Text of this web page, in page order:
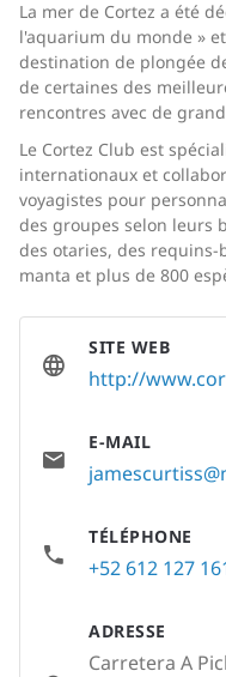
La mer de Cortez a été
l'aquarium du monde »
destination de plongée
de certaines des
rencontres avec de
Le Cortez Club est
internationaux et
voyagistes pour
des groupes selon leurs
des otaries, des
manta et plus de 800
SITE WEB
http://
E-MAIL
TÉLÉPHONE
+52 612 127
ADRESSE
Carretera A